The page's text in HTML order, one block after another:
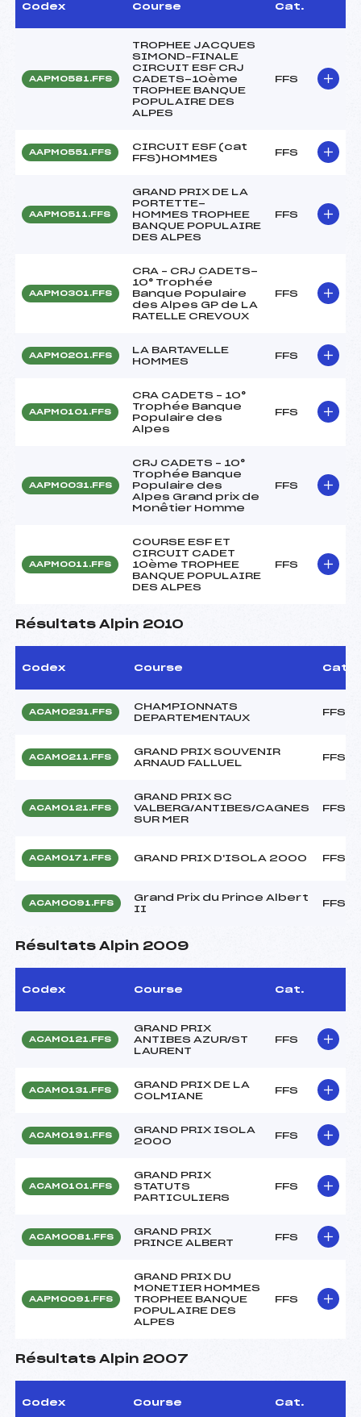
Codex Course Cat.
AAPM0581.FFS
TROPHEE JACQUES
SIMOND–FINALE
CIRCUIT ESF CRJ
CADETS-10ème
TROPHEE BANQUE
POPULAIRE DES
ALPES
FFS
AAPM0551.FFS
CIRCUIT ESF (cat
FFS)HOMMES
FFS
AAPM0511.FFS
GRAND PRIX DE LA
PORTETTE-
HOMMES TROPHEE
BANQUE POPULAIRE
DES ALPES
FFS
AAPM0301.FFS
CRA – CRJ CADETS-
10° Trophée
Banque Populaire
des Alpes GP de LA
RATELLE CREVOUX
FFS
AAPM0201.FFS
LA BARTAVELLE
HOMMES
FFS
AAPM0101.FFS
CRA CADETS – 10°
Trophée Banque
Populaire des
Alpes
FFS
AAPM0031.FFS
CRJ CADETS – 10°
Trophée Banque
Populaire des
Alpes Grand prix de
Monêtier Homme
FFS
AAPM0011.FFS
COURSE ESF ET
CIRCUIT CADET
10ème TROPHEE
BANQUE POPULAIRE
DES ALPES
FFS
Résultats Alpin 2010
Codex Course Cat.
ACAM0231.FFS
CHAMPIONNATS
DEPARTEMENTAUX
FFS
ACAM0211.FFS
GRAND PRIX SOUVENIR
ARNAUD FALLUEL
FFS
ACAM0121.FFS
GRAND PRIX SC
VALBERG/ANTIBES/CAGNES
SUR MER
FFS
ACAM0171.FFS GRAND PRIX D'ISOLA 2000 FFS
ACAM0091.FFS
Grand Prix du Prince Albert
II
FFS
Résultats Alpin 2009
Codex Course Cat.
ACAM0121.FFS
GRAND PRIX
ANTIBES AZUR/ST
LAURENT
FFS
ACAM0131.FFS
GRAND PRIX DE LA
COLMIANE
FFS
ACAM0191.FFS
GRAND PRIX ISOLA
2000
FFS
ACAM0101.FFS
GRAND PRIX
STATUTS
PARTICULIERS
FFS
ACAM0081.FFS
GRAND PRIX
PRINCE ALBERT
FFS
AAPM0091.FFS
GRAND PRIX DU
MONETIER HOMMES
TROPHEE BANQUE
POPULAIRE DES
ALPES
FFS
Résultats Alpin 2007
Codex Course Cat.